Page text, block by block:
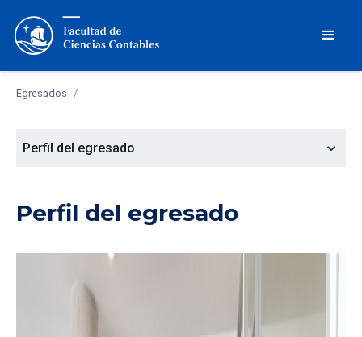
Egresados /
Perfil del egresado expand_more
Perfil del egresado